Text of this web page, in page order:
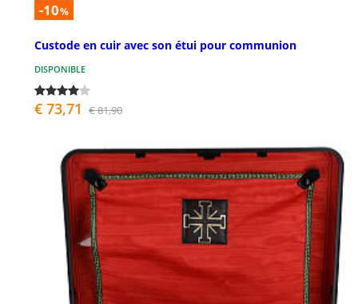
-10%
Custode en cuir avec son étui pour communion
DISPONIBLE
€ 73,71 € 81,90